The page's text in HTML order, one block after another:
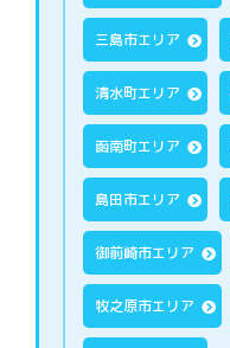
三島市エリア
清水町エリア
函南町エリア
島田市エリア
御前崎市エリア
牧之原市エリア